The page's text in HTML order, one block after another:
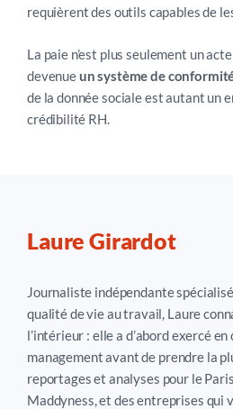
requièrent des outils capables de
La paie n’est plus seulement un
devenueun système de
de la donnée sociale est autant un
crédibilité RH.
Laure Girardot
Journaliste indépendante
qualité de vie au travail, Laure
l’intérieur : elle a d’abord exercé
management avant de prendre la
reportages et analyses pour le
Maddyness, et des entreprises qui